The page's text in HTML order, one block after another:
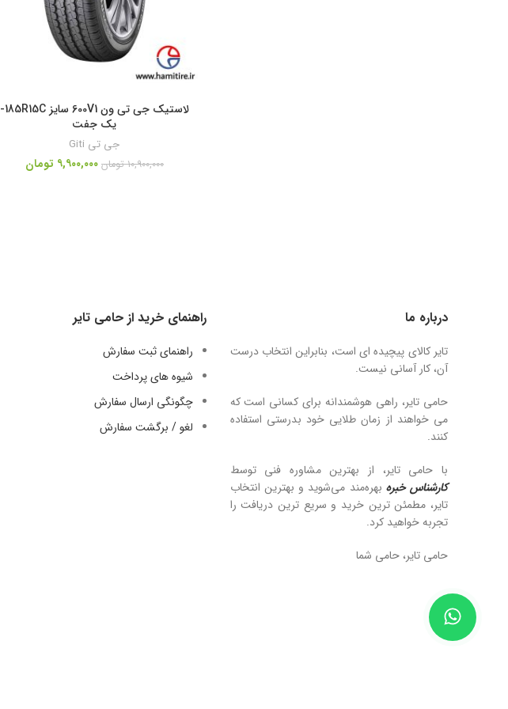
لاستیک جی تی ون 600V1 سایز 185R15C-
یک جفت
جی تی Giti
۱۰,۹۰۰,۰۰۰ تومان ۹,۹۰۰,۰۰۰ تومان
درباره ما
تایر کالای پیچیده ای است، بنابراین انتخاب درست
آن، کار آسانی نیست.
حامی تایر، راهی هوشمندانه برای کسانی است که
می خواهند از زمان طلایی خود بدرستی استفاده
کنند.
با حامی تایر، از بهترین مشاوره فنی توسط
کارشناس خبره بهره‌مند می‌شوید و بهترین انتخاب
تایر، مطمئن ترین خرید و سریع ترین دریافت را
تجربه خواهید کرد.
حامی تایر، حامی شما
راهنمای خرید از حامی تایر
راهنمای ثبت سفارش
شیوه های پرداخت
چگونگی ارسال سفارش
لغو / برگشت سفارش